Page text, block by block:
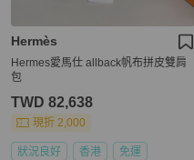
Hermès
Hermes愛馬仕 allback帆布拼皮雙肩
包
TWD 82,638
現折 2,000
狀況良好 香港 免運